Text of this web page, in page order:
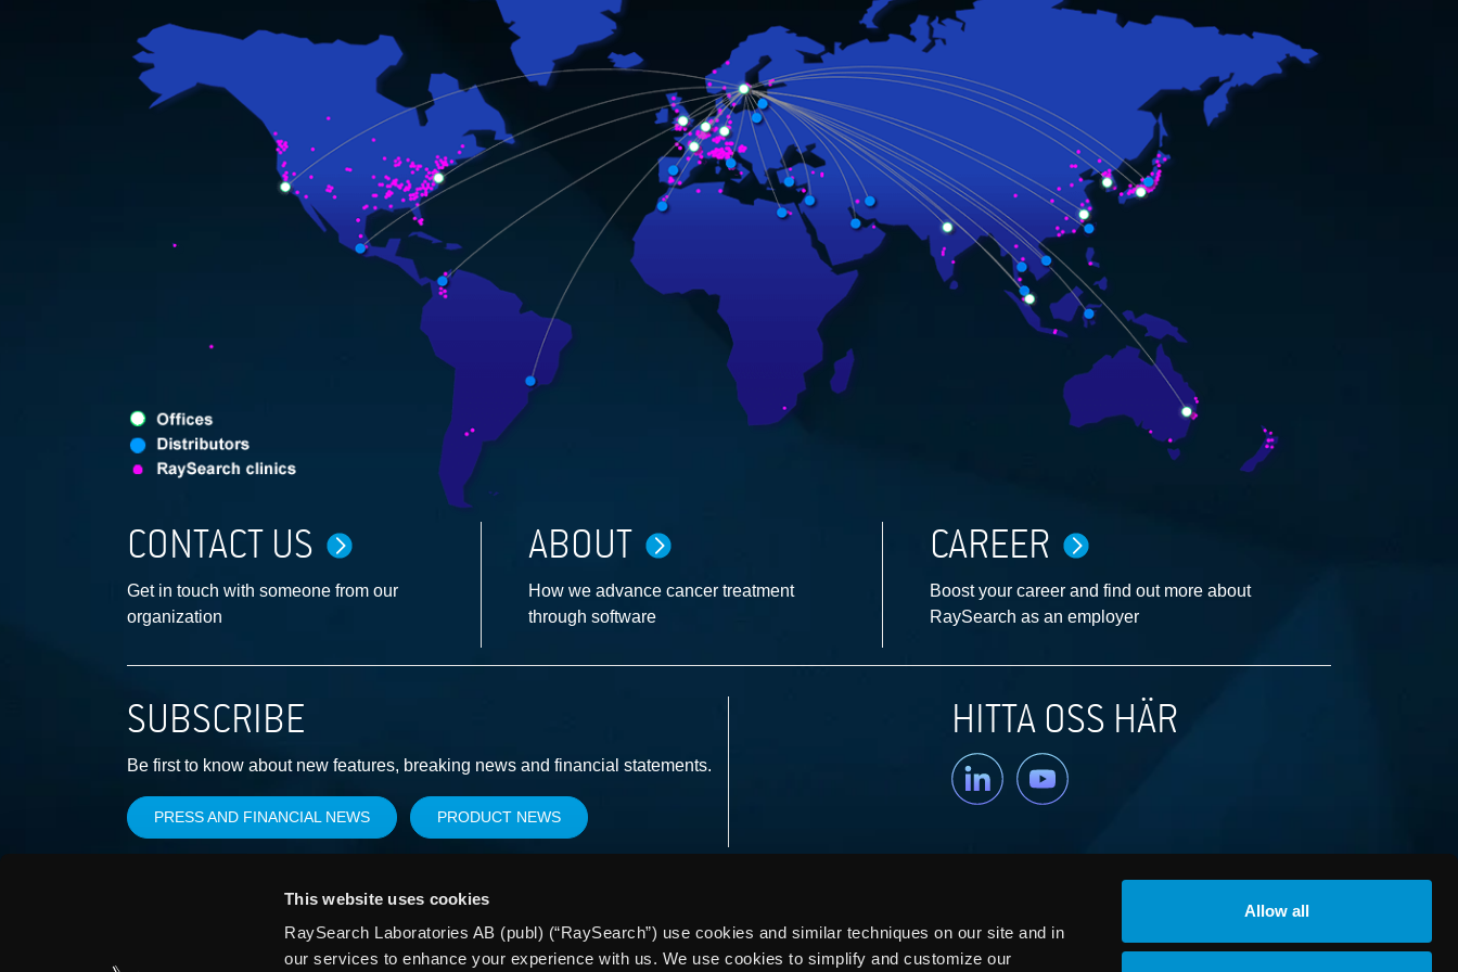
This website uses cookies
RaySearch Laboratories AB (publ) (“RaySearch”) use cookies and similar techniques on our site and in
our services to enhance your experience with us. We use cookies to simplify and customize our
Allow all
CONTACT US
Get in touch with someone from our
organization
ABOUT
How we advance cancer treatment
through software
CAREER
Boost your career and find out more about
RaySearch as an employer
SUBSCRIBE
Be first to know about new features, breaking news and financial statements.
PRESS AND FINANCIAL NEWS PRODUCT NEWS
HITTA OSS HÄR
Linkedin YouTube